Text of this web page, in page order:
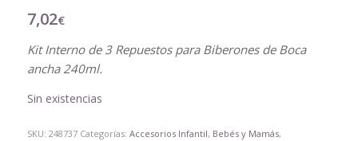
7,02€
Kit Interno de 3 Repuestos para Biberones de Boca
ancha 240ml.
Sin existencias
SKU: 248737 Categorías: Accesorios Infantil, Bebés y Mamás,